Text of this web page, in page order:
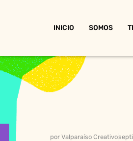
INICIO SOMOS
por Valparaíso Creativo